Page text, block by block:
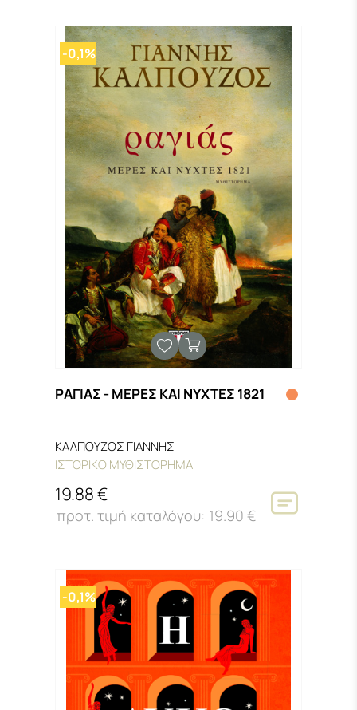
-0,1%
ΡΑΓΙΑΣ - ΜΕΡΕΣ ΚΑΙ ΝΥΧΤΕΣ 1821
ΚΑΛΠΟΥΖΟΣ ΓΙΑΝΝΗΣ
ΙΣΤΟΡΙΚΟ ΜΥΘΙΣΤΟΡΗΜΑ
19.88 €
19.90 €
-0,1%